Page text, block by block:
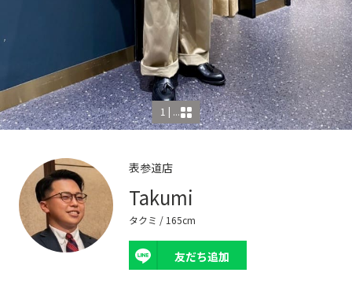
1 | ...
表参道店
Takumi
タクミ / 165cm
友だち追加